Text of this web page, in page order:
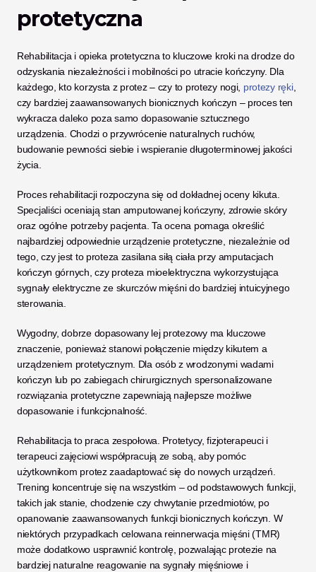
protetyczna
Rehabilitacja i opieka protetyczna to kluczowe kroki na drodze do
odzyskania niezależności i mobilności po utracie kończyny. Dla
każdego, kto korzysta z protez – czy to protezy nogi, protezy ręki,
czy bardziej zaawansowanych bionicznych kończyn – proces ten
wykracza daleko poza samo dopasowanie sztucznego
urządzenia. Chodzi o przywrócenie naturalnych ruchów,
budowanie pewności siebie i wspieranie długoterminowej jakości
życia.
Proces rehabilitacji rozpoczyna się od dokładnej oceny kikuta.
Specjaliści oceniają stan amputowanej kończyny, zdrowie skóry
oraz ogólne potrzeby pacjenta. Ta ocena pomaga określić
najbardziej odpowiednie urządzenie protetyczne, niezależnie od
tego, czy jest to proteza zasilana siłą ciała przy amputacjach
kończyn górnych, czy proteza mioelektryczna wykorzystująca
sygnały elektryczne ze skurczów mięśni do bardziej intuicyjnego
sterowania.
Wygodny, dobrze dopasowany lej protezowy ma kluczowe
znaczenie, ponieważ stanowi połączenie między kikutem a
urządzeniem protetycznym. Dla osób z wrodzonymi wadami
kończyn lub po zabiegach chirurgicznych spersonalizowane
rozwiązania protetyczne zapewniają najlepsze możliwe
dopasowanie i funkcjonalność.
Rehabilitacja to praca zespołowa. Protetycy, fizjoterapeuci i
terapeuci zajęciowi współpracują ze sobą, aby pomóc
użytkownikom protez zaadaptować się do nowych urządzeń.
Trening koncentruje się na wszystkim – od podstawowych funkcji,
takich jak stanie, chodzenie czy chwytanie przedmiotów, po
opanowanie zaawansowanych funkcji bionicznych kończyn. W
niektórych przypadkach celowana reinnerwacja mięśni (TMR)
może dodatkowo usprawnić kontrolę, pozwalając protezie na
bardziej naturalne reagowanie na sygnały mięśniowe i